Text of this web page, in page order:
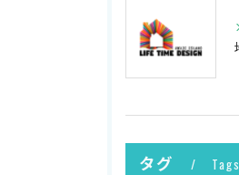
タグ Tags